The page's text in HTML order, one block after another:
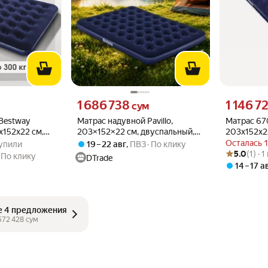
см,
5
По клику
Матрас надувной Pavillo,
203×152×22 см, двуспальный,
67003 Bestway
Цена 1686738 сум вместо
1 686 738 сум
19 – 22 авг, ПВЗ По клику
DTrade
Матрас
Осталась
Цена
1 146
Рейтинг
Оценок: (1) ·
5.0(1) ·
14 – 17
4 предложения
428 сум